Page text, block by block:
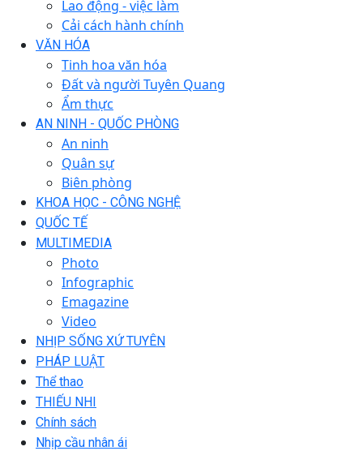
Lao động - việc làm
Cải cách hành chính
VĂN HÓA
Tinh hoa văn hóa
Đất và người Tuyên Quang
Ẩm thực
AN NINH - QUỐC PHÒNG
An ninh
Quân sự
Biên phòng
KHOA HỌC - CÔNG NGHỆ
QUỐC TẾ
MULTIMEDIA
Photo
Infographic
Emagazine
Video
NHỊP SỐNG XỨ TUYÊN
PHÁP LUẬT
Thể thao
THIẾU NHI
Chính sách
Nhịp cầu nhân ái